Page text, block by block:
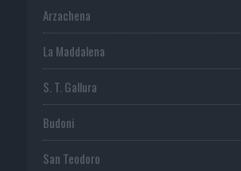
Arzachena
La Maddalena
S. T. Gallura
Budoni
San Teodoro